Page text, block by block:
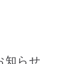
知らせ